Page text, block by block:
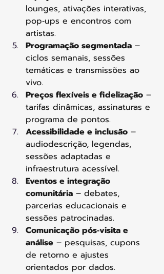
lounges, ativações interativas,
pop‑ups e encontros com
artistas.
Programação segmentada –
ciclos semanais, sessões
temáticas e transmissões ao
vivo.
Preços flexíveis e fidelização –
tarifas dinâmicas, assinaturas e
programa de pontos.
Acessibilidade e inclusão –
audiodescrição, legendas,
sessões adaptadas e
infraestrutura acessível.
Eventos e integração
comunitária – debates,
parcerias educacionais e
sessões patrocinadas.
Comunicação pós‑visita e
análise – pesquisas, cupons
de retorno e ajustes
orientados por dados.